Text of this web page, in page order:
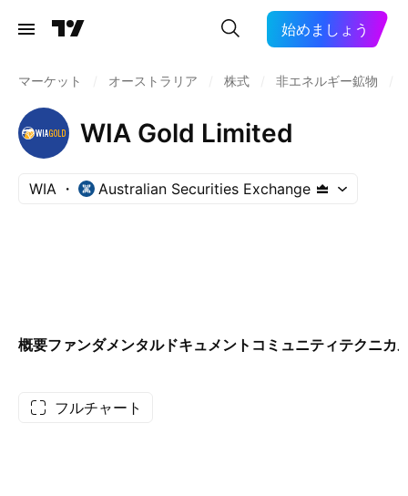
始めましょう
マーケット オーストラリア 株式 非エネルギー鉱物
WIA Gold Limited
WIA Australian Securities Exchange
概要ファンダメンタルドキュメント コミュニティテクニカ
フルチャート